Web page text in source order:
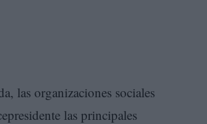
las organizaciones sociales
las principales